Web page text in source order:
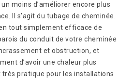
un moins d’améliorer encore plus
Il s’agit du tubage de cheminée.
tout simplement efficace de
du conduit de votre cheminée
et obstruction, et
d’avoir une chaleur plus
très pratique pour les installations